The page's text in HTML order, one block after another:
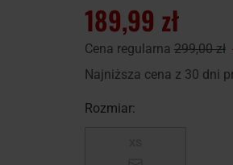
189,99 zł
Cena regularna 299,00 zł
Najniższa cena z 30 dni
Rozmiar: